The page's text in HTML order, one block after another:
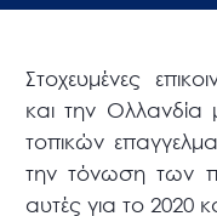
Στοχευμένες
και την
τοπικών
την τόνωση των
αυτές για το 2020